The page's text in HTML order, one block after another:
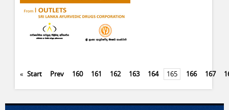
« Start Prev 160 161 162 163 164 165 166 167